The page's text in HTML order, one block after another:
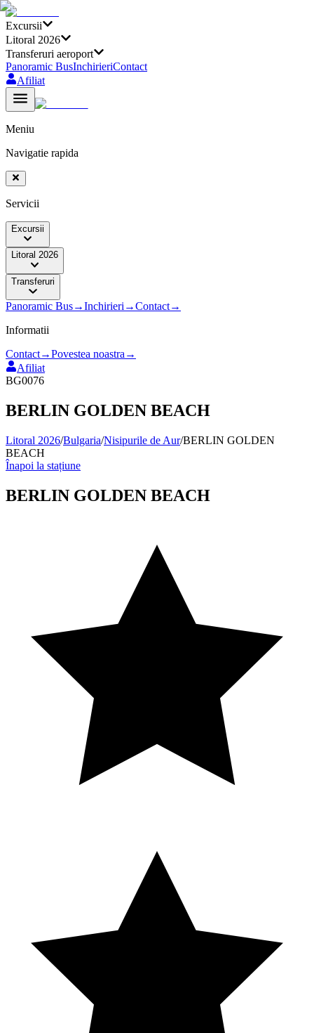
Excursii
Litoral 2026
Transferuri aeroport
Panoramic BusInchirieriContact
Afiliat
Meniu
Navigatie rapida
Servicii
Excursii
Litoral 2026
Transferuri
Panoramic Bus→Inchirieri →Contact→
Informatii
Contact→Povestea noastra →
Afiliat
BG0076
BERLIN GOLDEN BEACH
Litoral 2026/Bulgaria/Nisipurile de Aur/BERLIN GOLDEN
BEACH
Înapoi la stațiune
BERLIN GOLDEN BEACH